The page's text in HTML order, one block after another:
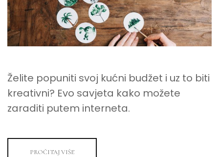
Želite popuniti svoj kućni budžet i uz to biti
kreativni? Evo savjeta kako možete
zaraditi putem interneta.
PROČITAJ VIŠE